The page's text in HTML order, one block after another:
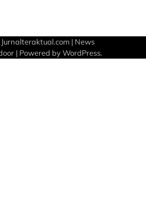
Jurnalteraktual.com | News
| Powered byWordPress.